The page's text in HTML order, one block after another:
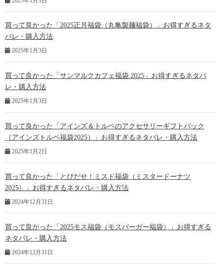
買って良かった「2025正月福袋（丸亀製麺福袋）」お得すぎるネタ
バレ・購入方法
2025年1月3日
買って良かった「サンマルクカフェ福袋 2025」お得すぎるネタバ
レ・購入方法
2025年1月3日
買って良かった「アインズ＆トルペのアクセサリーギフトパック
（アインズトルペ福袋2025）」お得すぎるネタバレ・購入方法
2025年1月2日
買って良かった「とびだせ！ミスド福袋（ミスタードーナツ
2025）」お得すぎるネタバレ・購入方法
2024年12月31日
買って良かった「2025モス福袋（モスバーガー福袋）」お得すぎる
ネタバレ・購入方法
2024年12月31日